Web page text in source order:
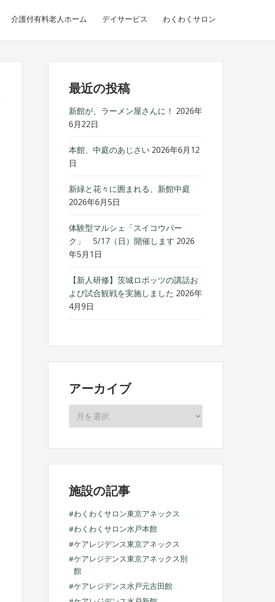
介護付有料老人ホーム デイサービス わくわくサロン
最近の投稿
新館が、ラーメン屋さんに！ 2026年
6月22日
本館、中庭のあじさい 2026年6月12
日
新緑と花々に囲まれる、新館中庭
2026年6月5日
体験型マルシェ「スイコウパー
ク」 5/17（日）開催します 2026
年5月1日
【新人研修】茨城ロボッツの講話お
よび試合観戦を実施しました 2026年
4月9日
アーカイブ
イ
ブ
施設の記事
わくわくサロン東京アネックス
わくわくサロン水戸本館
ケアレジデンス東京アネックス
ケアレジデンス東京アネックス別
館
ケアレジデンス水戸元吉田館